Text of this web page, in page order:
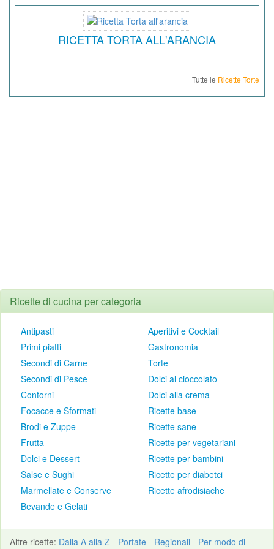
RICETTA TORTA ALL'ARANCIA
Tutte le Ricette Torte
Ricette di cucina per categoria
Antipasti
Primi piatti
Secondi di Carne
Secondi di Pesce
Contorni
Focacce e Sformati
Brodi e Zuppe
Frutta
Dolci e Dessert
Salse e Sughi
Marmellate e Conserve
Bevande e Gelati
Aperitivi e Cocktail
Gastronomia
Torte
Dolci al cioccolato
Dolci alla crema
Ricette base
Ricette sane
Ricette per vegetariani
Ricette per bambini
Ricette per diabetci
Ricette afrodisiache
Altre ricette: Dalla A alla Z - Portate - Regionali - Per modo di